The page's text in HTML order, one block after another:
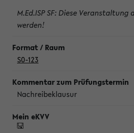
M.Ed.ISP SF: Diese
werden!
S0-123
Nachreibeklausur